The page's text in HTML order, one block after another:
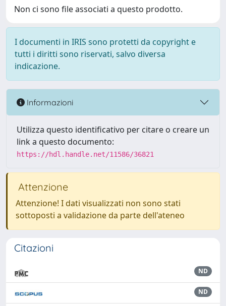
Non ci sono file associati a questo prodotto.
I documenti in IRIS sono protetti da copyright e
tutti i diritti sono riservati, salvo diversa
indicazione.
Informazioni
Utilizza questo identificativo per citare o creare un
link a questo documento:
https://hdl.handle.net/11586/36821
Attenzione
Attenzione! I dati visualizzati non sono stati
sottoposti a validazione da parte dell'ateneo
Citazioni
ND
ND